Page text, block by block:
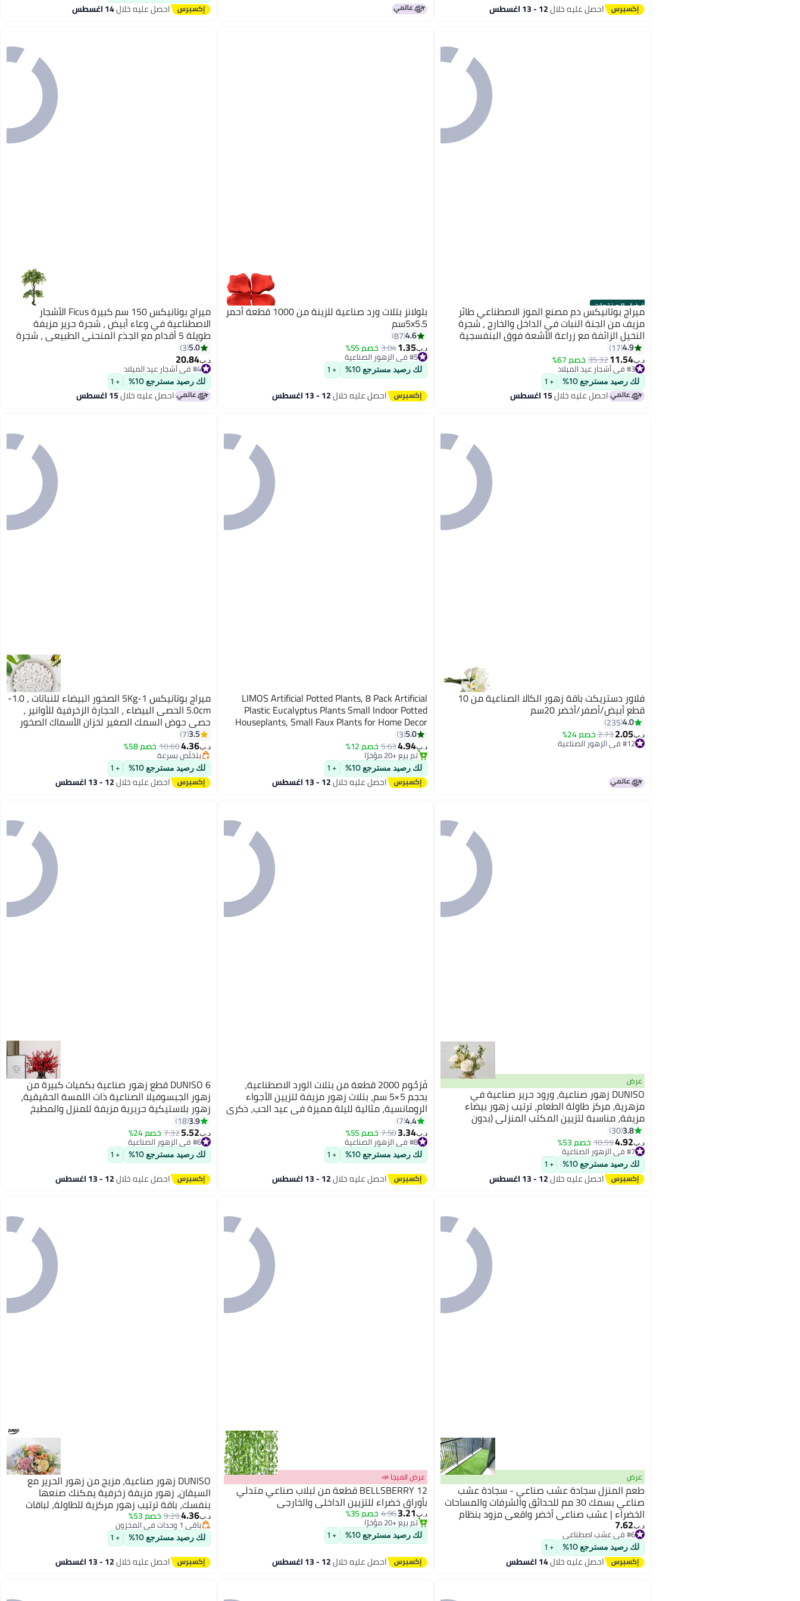
احصل عليه خلال12 - 13 اغسطس احصل عليه خلال14 اغسطس
أفضل المنتجات
ميراج بوتانيكس دم مصنع الموز الاصطناعي طائر
مزيف من الجنة النبات في الداخل والخارج ، شجرة
النخيل الزائفة مع زراعة الأشعة فوق البنفسجية
للمكتب والديكور المنزلي
4.9
17
د.ب‏11.54
35.32خصم 67% #3 في أشجار عيد الميلاد
تم بيع +20 مؤخرًا
#3 في أشجار عيد الميلاد
لك رصيد مسترجع 10% + 1
احصل عليه خلال15 اغسطس
بلولانز بتلات ورد صناعية للزينة من 1000 قطعة أحمر
5x5.5سم
4.6
87
د.ب‏1.35
3.04خصم 55%
#5 في الزهور الصناعية
#5 في الزهور الصناعية
لك رصيد مسترجع 10% + 1
احصل عليه خلال12 - 13 اغسطس
ميراج بوتانيكس 150 سم كبيرة Ficus الأشجار
الاصطناعية في وعاء أبيض ، شجرة حرير مزيفة
طويلة 5 أقدام مع الجذع المنحني الطبيعي ، شجرة
Ficus الزائفة الخصبة للديكور المنزلي الداخلي ،
غرفة المعيشة ، المكتب والفناء
5.0
3
د.ب‏20.84
#4 في أشجار عيد الميلاد
تم بيع +10 مؤخرًا
#4 في أشجار عيد الميلاد
لك رصيد مسترجع 10% + 1
احصل عليه خلال15 اغسطس
فلاور دستريكت باقة زهور الكالا الصناعية من 10
قطع أبيض/أصفر/أخضر 20سم
4.0
235
د.ب‏2.05
2.73خصم 24% #12 في الزهور الصناعية
أقل سعر في 30 يوم
LIMOS Artificial Potted Plants, 8 Pack Artificial
Plastic Eucalyptus Plants Small Indoor Potted
Houseplants, Small Faux Plants for Home Decor
Bathroom Office Farmhouse (Set 0F 8)
5.0
3
د.ب‏4.94
5.63خصم 12%
#1 في النباتات المشذّبة الصناعية
بتخلّص بسرعة
تم بيع +20 مؤخرًا
#1 في النباتات المشذّبة الصناعية
لك رصيد مسترجع 10% + 1
احصل عليه خلال12 - 13 اغسطس
ميراج بوتانيكس 1-5Kg الصخور البيضاء للنباتات ، 1.0-
5.0cm الحصى البيضاء ، الحجارة الزخرفية للأوانير ،
حصى حوض السمك الصغير لخزان الأسماك الصخور
الحديقة للنباتات في الأواني والديكور المنزلي
3.5
7
د.ب‏4.36
10.60 خصم 58%بتخلّص بسرعة
تم بيع +50 مؤخرًا
بتخلّص بسرعة
لك رصيد مسترجع 10% + 1
احصل عليه خلال12 - 13 اغسطس
عرض
DUNISO زهور صناعية، ورود حرير صناعية في
مزهرية، مركز طاولة الطعام، ترتيب زهور بيضاء
مزيفة، مناسبة لتزيين المكتب المنزلي (بدون
مزهرية)
3.8
30
د.ب‏4.92
10.59خصم 53%
#7 في الزهور الصناعية
#7 في الزهور الصناعية
لك رصيد مسترجع 10% + 1
احصل عليه خلال12 - 13 اغسطس
فَرَحُوم 2000 قطعة من بتلات الورد الاصطناعية،
بحجم 5×5 سم، بتلات زهور مزيفة لتزيين الأجواء
الرومانسية، مثالية لليلة مميزة في عيد الحب، ذكرى
الزواج، عرض الزواج، المناسبات، الحفلات، وتزيين
الطاولات، باللون الأبيض الكريمي.
4.4
7
د.ب‏3.34
7.50خصم 55%
#8 في الزهور الصناعية
#8 في الزهور الصناعية
لك رصيد مسترجع 10% + 1
احصل عليه خلال12 - 13 اغسطس
DUNISO 6 قطع زهور صناعية بكميات كبيرة من
زهور الجبسوفيلا الصناعية ذات اللمسة الحقيقية،
زهور بلاستيكية حريرية مزيفة للمنزل والمطبخ
وغرفة النوم وحفلات الزفاف والمهرجانات والديكور
3.9
18
د.ب‏5.52
7.32خصم 24%
#6 في الزهور الصناعية
#6 في الزهور الصناعية
لك رصيد مسترجع 10% + 1
احصل عليه خلال12 - 13 اغسطس
عرض
طعم المنزل سجادة عشب صناعي - سجادة عشب
صناعي بسمك 30 مم للحدائق والشرفات والمساحات
الخضراء | عشب صناعي أخضر واقعي مزود بنظام
تصريف وبطانة مطاطية | ديكور داخلي وخارجي
مناسب للحيوانات الأليفة - متوفر بستة أحجام
د.ب‏7.62
#6 في عشب اصطناعي
أقل سعر في 30 يوم
#6 في عشب اصطناعي
لك رصيد مسترجع 10% + 1
احصل عليه خلال14 اغسطس
عرض الميجا 📣
BELLSBERRY 12 قطعة من لبلاب صناعي متدلي
بأوراق خضراء للتزيين الداخلي والخارجي
د.ب‏3.21
4.96خصم 35%
#5 في الأشجار الصناعية
بتخلّص بسرعة
تم بيع +20 مؤخرًا
#5 في الأشجار الصناعية
لك رصيد مسترجع 10% + 1
احصل عليه خلال12 - 13 اغسطس
DUNISO زهور صناعية، مزيج من زهور الحرير مع
السيقان، زهور مزيفة زخرفية يمكنك صنعها
بنفسك، باقة ترتيب زهور مركزية للطاولة، لباقات
الزفاف، ترتيب الزهور، مركزيات الطاولة، زينة المنزل
د.ب‏4.36
9.29خصم 53%
باقي 1 وحدات في المخزون
باقي 1 وحدات في المخزون
لك رصيد مسترجع 10% + 1
احصل عليه خلال12 - 13 اغسطس